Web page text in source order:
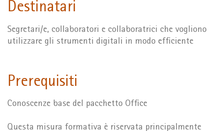
Destinatari
Segretari/e, collaboratori e collaboratrici che vogliono
utilizzare gli strumenti digitali in modo efficiente
Prerequisiti
Conoscenze base del pacchetto Office
Questa misura formativa è riservata principalmente